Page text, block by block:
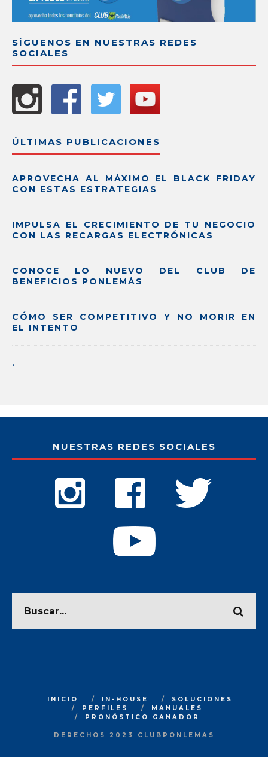
SÍGUENOS EN NUESTRAS REDES
SOCIALES
ÚLTIMAS PUBLICACIONES
APROVECHA AL MÁXIMO EL BLACK FRIDAY
CON ESTAS ESTRATEGIAS
IMPULSA EL CRECIMIENTO DE TU NEGOCIO
CON LAS RECARGAS ELECTRÓNICAS
CONOCE LO NUEVO DEL CLUB DE
BENEFICIOS PONLEMÁS
CÓMO SER COMPETITIVO Y NO MORIR EN
EL INTENTO
.
NUESTRAS REDES SOCIALES
INICIO IN-HOUSE
SOLUCIONES
PERFILES
MANUALES
PRONÓSTICO GANADOR
DERECHOS 2023 CLUBPONLEMAS